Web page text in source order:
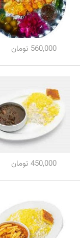
560,000 تومان
450,000 تومان